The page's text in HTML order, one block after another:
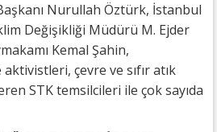
Nurullah Öztürk, İstanbul
Değişikliği Müdürü M. Ejder
Kemal Şahin,
çevre ve sıfır atık
STK temsilcileri ile çok sayıda